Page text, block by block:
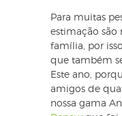
Para muitas
estimação
família, por
que também
Este ano,
amigos de
nossa gama